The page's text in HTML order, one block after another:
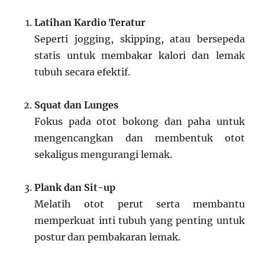
Latihan Kardio Teratur
Seperti jogging, skipping, atau bersepeda
statis untuk membakar kalori dan lemak
tubuh secara efektif.
Squat dan Lunges
Fokus pada otot bokong dan paha untuk
mengencangkan dan membentuk otot
sekaligus mengurangi lemak.
Plank dan Sit-up
Melatih otot perut serta membantu
memperkuat inti tubuh yang penting untuk
postur dan pembakaran lemak.